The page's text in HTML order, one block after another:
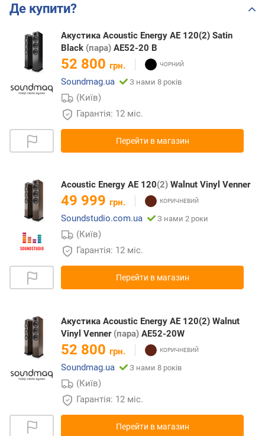
Де купити?
Акустика Acoustic Energy AE 120(2) Satin
Black (пара) AE52-20 B
52 800 грн.
Soundmag.ua
З нами 8 років
(Київ)
Гарантія: 12 міс.
Перейти в магазин
Acoustic Energy AE 120(2) Walnut Vinyl Venner
49 999 грн.
Soundstudio.com.ua
З нами 2 роки
(Київ)
Гарантія: 12 міс.
Перейти в магазин
Акустика Acoustic Energy AE 120(2) Walnut
Vinyl Venner (пара) AE52-20W
52 800 грн.
Soundmag.ua
З нами 8 років
(Київ)
Гарантія: 12 міс.
Перейти в магазин